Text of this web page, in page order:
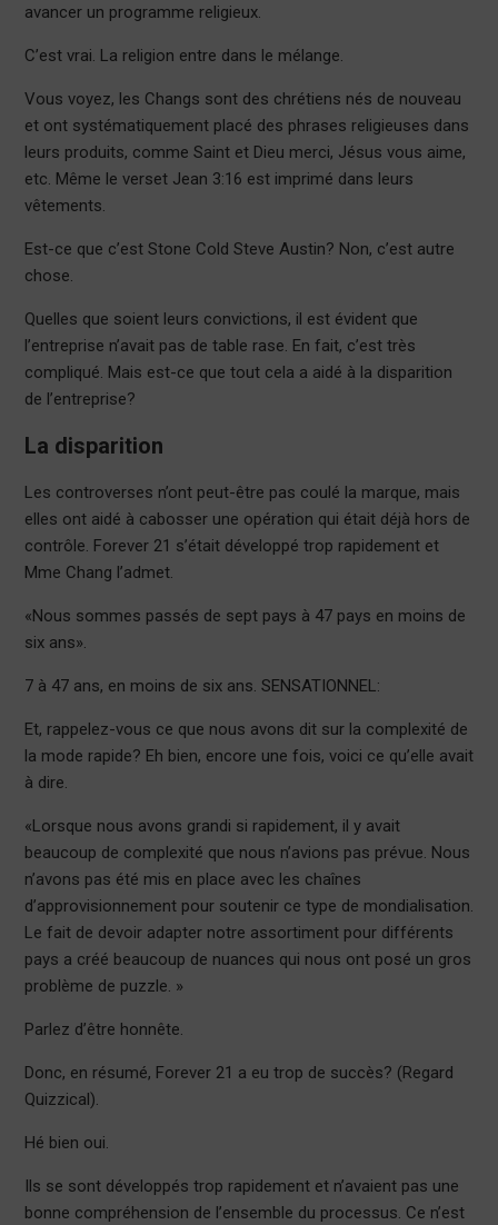
avancer un programme religieux.
C’est vrai. La religion entre dans le mélange.
Vous voyez, les Changs sont des chrétiens nés de nouveau
et ont systématiquement placé des phrases religieuses dans
leurs produits, comme Saint et Dieu merci, Jésus vous aime,
etc. Même le verset Jean 3:16 est imprimé dans leurs
vêtements.
Est-ce que c’est Stone Cold Steve Austin? Non, c’est autre
chose.
Quelles que soient leurs convictions, il est évident que
l’entreprise n’avait pas de table rase. En fait, c’est très
compliqué. Mais est-ce que tout cela a aidé à la disparition
de l’entreprise?
La disparition
Les controverses n’ont peut-être pas coulé la marque, mais
elles ont aidé à cabosser une opération qui était déjà hors de
contrôle. Forever 21 s’était développé trop rapidement et
Mme Chang l’admet.
«Nous sommes passés de sept pays à 47 pays en moins de
six ans».
7 à 47 ans, en moins de six ans. SENSATIONNEL:
Et, rappelez-vous ce que nous avons dit sur la complexité de
la mode rapide? Eh bien, encore une fois, voici ce qu’elle avait
à dire.
«Lorsque nous avons grandi si rapidement, il y avait
beaucoup de complexité que nous n’avions pas prévue. Nous
n’avons pas été mis en place avec les chaînes
d’approvisionnement pour soutenir ce type de mondialisation.
Le fait de devoir adapter notre assortiment pour différents
pays a créé beaucoup de nuances qui nous ont posé un gros
problème de puzzle. »
Parlez d’être honnête.
Donc, en résumé, Forever 21 a eu trop de succès? (Regard
Quizzical).
Hé bien oui.
Ils se sont développés trop rapidement et n’avaient pas une
bonne compréhension de l’ensemble du processus. Ce n’est